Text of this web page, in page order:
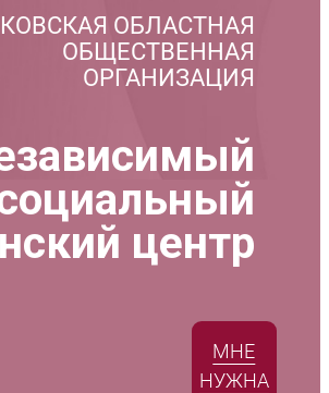
ОБЛАСТНАЯ
ОБЩЕСТВЕННАЯ
ОРГАНИЗАЦИЯ
центр
МНЕ
НУЖНА